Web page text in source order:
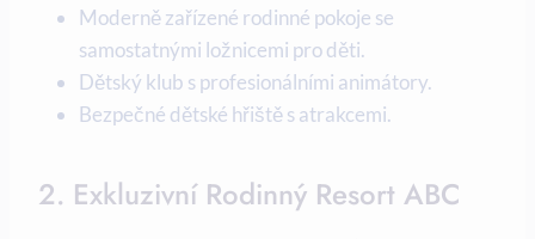
Moderně zařízené rodinné pokoje se
samostatnými ložnicemi pro děti.
Dětský klub s profesionálními animátory.
Bezpečné dětské hřiště s atrakcemi.
2. Exkluzivní Rodinný Resort ABC